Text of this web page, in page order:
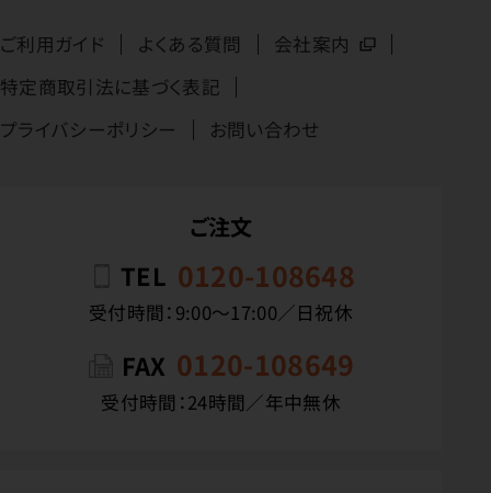
ご利用ガイド よくある質問
会社案内
特定商取引法に基づく表記
プライバシーポリシー
お問い合わせ
ご注文
TEL 0120-108648
受付時間：9:00〜17:00／日祝休
FAX 0120-108649
受付時間：24時間／年中無休